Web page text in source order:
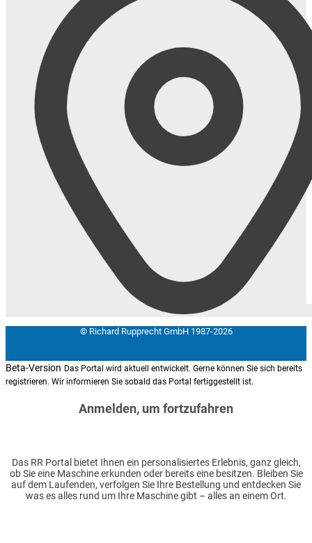
© Richard Rupprecht GmbH 1987-2026
Beta-Version Das Portal wird aktuell entwickelt. Gerne können Sie sich bereits
registrieren. Wir informieren Sie sobald das Portal fertiggestellt ist.
Anmelden, um fortzufahren
Das RR Portal bietet Ihnen ein personalisiertes Erlebnis, ganz gleich,
ob Sie eine Maschine erkunden oder bereits eine besitzen. Bleiben Sie
auf dem Laufenden, verfolgen Sie Ihre Bestellung und entdecken Sie
was es alles rund um Ihre Maschine gibt – alles an einem Ort.